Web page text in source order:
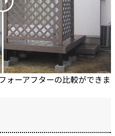
ォーアフターの比較ができま